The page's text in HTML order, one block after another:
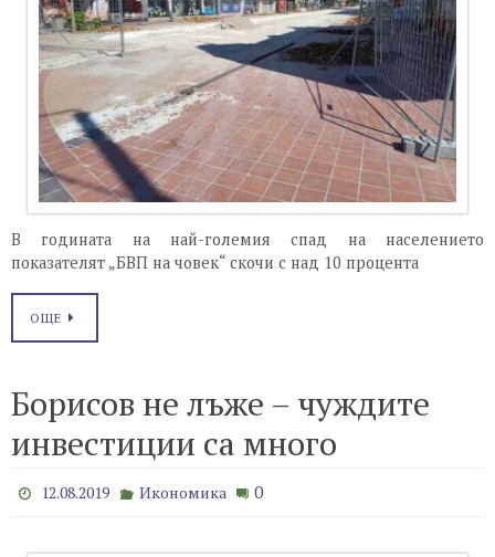
В годината на най-големия спад на населението
показателят „БВП на човек“ скочи с над 10 процента
ОЩЕ
Борисов не лъже – чуждите
инвестиции са много
12.08.2019 Икономика 0